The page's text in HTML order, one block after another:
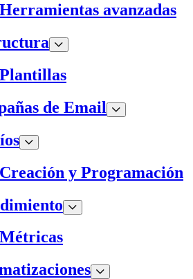
Herramientas avanzadas
Plantillas
de Email
Creación y Programación
Métricas